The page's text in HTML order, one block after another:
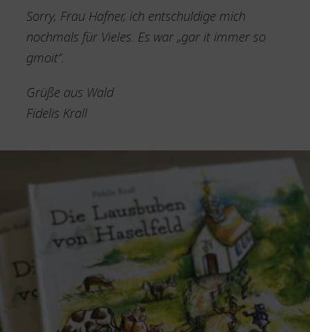
Sorry, Frau Hafner, ich entschuldige mich
nochmals für Vieles. Es war „gar it immer so
gmoit“.
Grüße aus Wald
Fidelis Krall